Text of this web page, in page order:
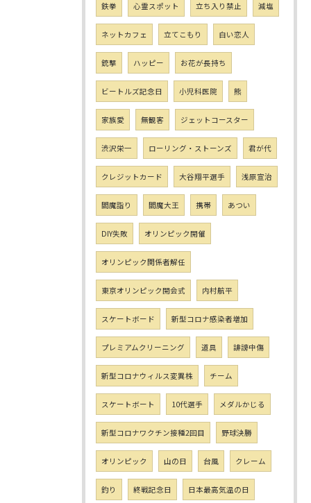
鉄拳 心霊スポット 立ち入り禁止 減塩
ネットカフェ 立てこもり 白い恋人
銃撃 ハッピー お花が長持ち
ビートルズ記念日 小児科医院 熊
家族愛 無観客 ジェットコースター
渋沢栄一 ローリング・ストーンズ 君が代
クレジットカード 大谷翔平選手 浅原宣治
閻魔詣り 閻魔大王 携帯 あつい
DIY失敗 オリンピック開催
オリンピック関係者解任
東京オリンピック開会式 内村航平
スケートボード 新型コロナ感染者増加
プレミアムクリーニング 道具 誹謗中傷
新型コロナウィルス変異株 チーム
スケートボート 10代選手 メダルかじる
新型コロナワクチン接種2回目 野球決勝
オリンピック 山の日 台風 クレーム
釣り 終戦記念日 日本最高気温の日